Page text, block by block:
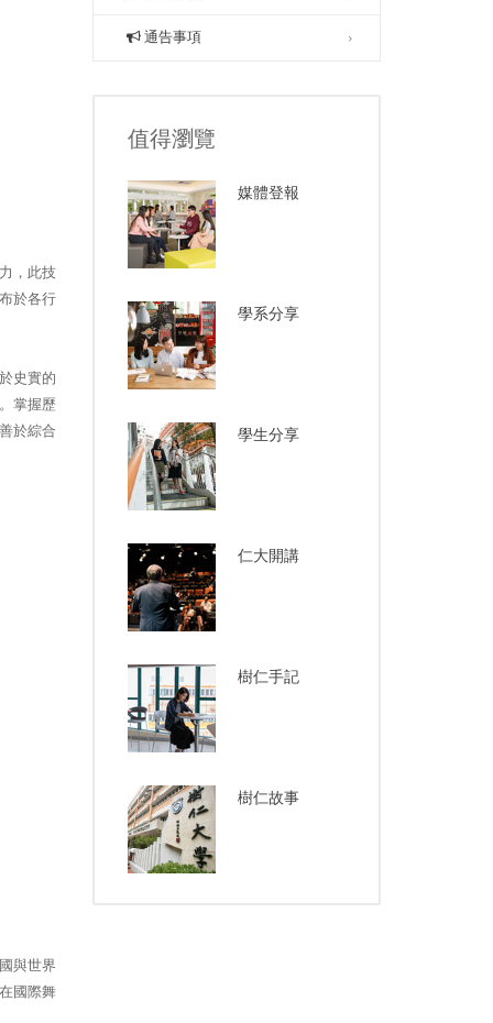
，此技
於各行
史實的
掌握歷
於綜合
與世界
國際舞
通告事項
值得瀏覽
媒體登報
學系分享
學生分享
仁大開講
樹仁手記
樹仁故事